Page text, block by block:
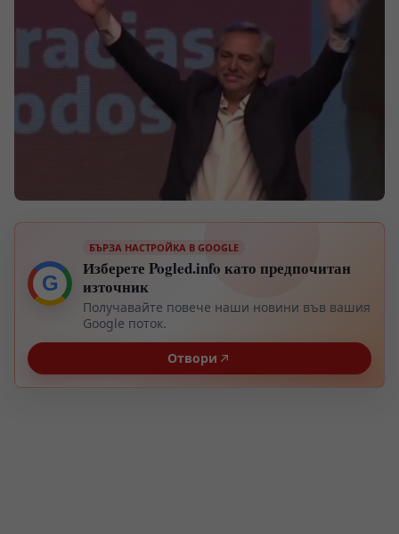
G
БЪРЗА НАСТРОЙКА В GOOGLE
Изберете Pogled.info като предпочитан
източник
Получавайте повече наши новини във вашия
Google поток.
Отвори